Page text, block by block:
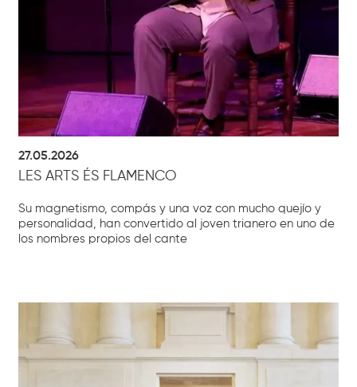
27.05.2026
LES ARTS ÉS FLAMENCO
Su magnetismo, compás y una voz con mucho quejío y
personalidad, han convertido al joven trianero en uno de
los nombres propios del cante